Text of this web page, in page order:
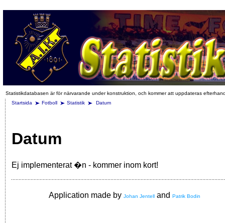
Statistikdatabasen är för närvarande under konstruktion, och kommer att uppdateras
Startsida
Fotboll Statistik Datum
Datum
Ej implementerat �n - kommer inom kort!
Application made by Johan Jentell and Patrik Bodin